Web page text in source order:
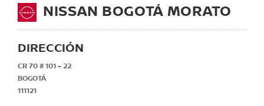
NISSAN BOGOTÁ MORATO
DIRECCIÓN
CR 70 # 101 - 22
BOGOTÁ
111121